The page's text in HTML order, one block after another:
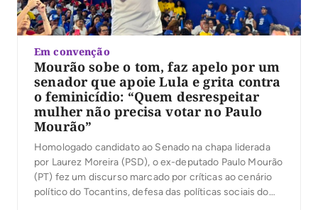
Em convenção
Mourão sobe o tom, faz apelo por um
senador que apoie Lula e grita contra
o feminicídio: “Quem desrespeitar
mulher não precisa votar no Paulo
Mourão”
Homologado candidato ao Senado na chapa liderada
por Laurez Moreira (PSD), o ex-deputado Paulo Mourão
(PT) fez um discurso marcado por críticas ao cenário
político do Tocantins, defesa das políticas sociais do